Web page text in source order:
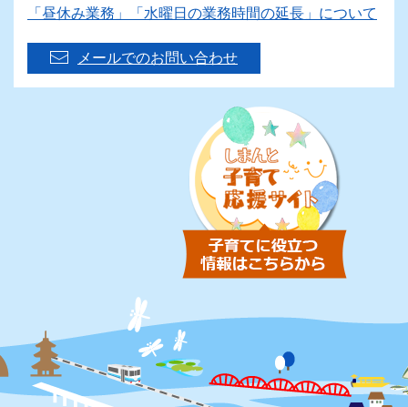
「昼休み業務」「水曜日の業務時間の延長」について
メールでのお問い合わせ